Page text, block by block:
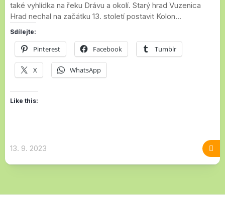
také vyhlídka na řeku Drávu a okolí. Starý hrad Vuzenica
Hrad nechal na začátku 13. století postavit Kolon...
Sdílejte:
Pinterest Facebook Tumblr
X WhatsApp
Like this:
13. 9. 2023